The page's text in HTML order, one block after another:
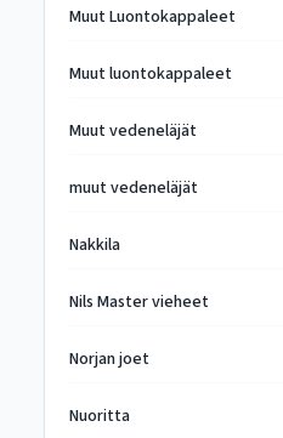
Muut Luontokappaleet
Muut luontokappaleet
Muut vedeneläjät
muut vedeneläjät
Nakkila
Nils Master vieheet
Norjan joet
Nuoritta